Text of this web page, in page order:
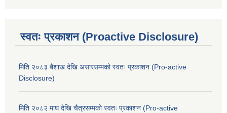
स्वतः प्रकाशन (Proactive Disclosure)
मिति २०८३ बैशाख देखि असारसम्मको स्वतः प्रकाशन (Pro-active
Disclosure)
मिति २०८२ माघ देखि चैत्रसम्मको स्वतः प्रकाशन (Pro-active